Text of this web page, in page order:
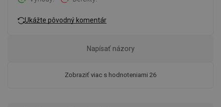
Ukážte pôvodný komentár
Zobraziť viac s hodnoteniami 26
Napísať názory